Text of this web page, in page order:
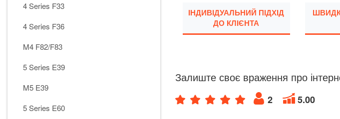
4 Series F33
4 Series F36
M4 F82/F83
5 Series E39
M5 E39
5 Series E60
ІНДИВІДУАЛЬНИЙ ПІДХІД
ДО КЛІЄНТА
Залиште своє враження про
2 5.00